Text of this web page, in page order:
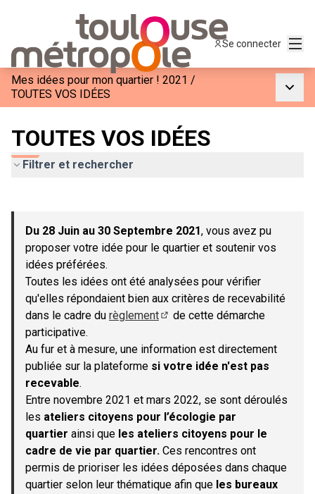
Se connecter
Mes idées pour mon quartier ! 2021 /
TOUTES VOS IDÉES
TOUTES VOS IDÉES
Filtrer et rechercher
−
Du 28 Juin au 30 Septembre 2021, vous avez pu
proposer votre idée pour le quartier et soutenir vos
idées préférées.
Toutes les idées ont été analysées pour vérifier
qu'elles répondaient bien aux critères de recevabilité
dans le cadre du règlement
de cette démarche
participative.
Au fur et à mesure, une information est directement
publiée sur la plateforme si votre idée n'est pas
recevable.
Entre novembre 2021 et mars 2022, se sont déroulés
les ateliers citoyens pour l’écologie par
quartier ainsi que les ateliers citoyens pour le
cadre de vie par quartier. Ces rencontres ont
permis de prioriser les idées déposées dans chaque
quartier selon leur thématique afin que les bureaux